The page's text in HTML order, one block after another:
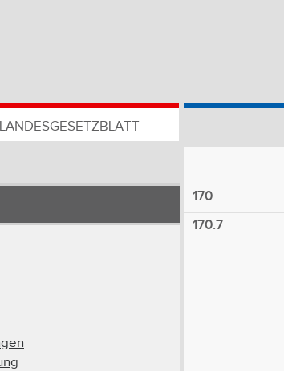
LANDESGESETZBLATT
170
170.7